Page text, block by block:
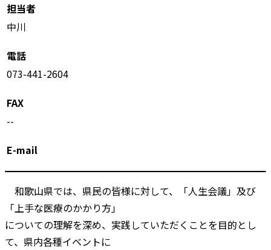
担当者
中川
電話
073-441-2604
FAX
--
E-mail
和歌山県では、県民の皆様に対して、「人生会議」及び
「上手な医療のかかり方」
についての理解を深め、実践していただくことを目的とし
て、県内各種イベントに